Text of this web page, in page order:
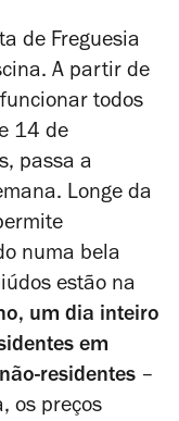
de Freguesia
A partir de
todos
14 de
passa a
Longe da
numa bela
estão na
um dia inteiro
em
residentes –
os preços